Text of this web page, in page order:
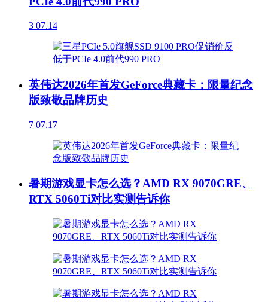
3 07.14
英伟达2026年首发GeForce典藏卡：限量纪念
版致敬品牌历史
7 07.17
暑期游戏显卡怎么选？AMD RX 9070GRE、
RTX 5060Ti对比实测告诉你